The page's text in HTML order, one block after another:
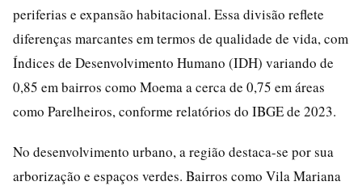
periferias e expansão habitacional. Essa divisão reflete
diferenças marcantes em termos de qualidade de vida, com
Índices de Desenvolvimento Humano (IDH) variando de
0,85 em bairros como Moema a cerca de 0,75 em áreas
como Parelheiros, conforme relatórios do IBGE de 2023.
No desenvolvimento urbano, a região destaca-se por sua
arborização e espaços verdes. Bairros como Vila Mariana